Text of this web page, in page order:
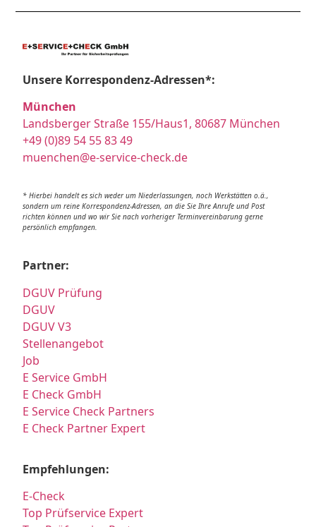
Unsere Korrespondenz-Adressen*:
München
Landsberger Straße 155/Haus1, 80687 München
+49 (0)89 54 55 83 49
muenchen@e-service-check.de
* Hierbei handelt es sich weder um Niederlassungen, noch Werkstätten o.ä.,
sondern um reine Korrespondenz-Adressen, an die Sie Ihre Anrufe und Post
richten können und wo wir Sie nach vorheriger Terminvereinbarung gerne
persönlich empfangen.
Partner:
DGUV Prüfung
DGUV
DGUV V3
Stellenangebot
Job
E Service GmbH
E Check GmbH
E Service Check Partners
E Check Partner Expert
Empfehlungen:
E-Check
Top Prüfservice Expert